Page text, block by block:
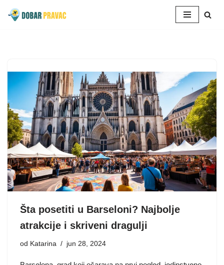
Šta posetiti u Barseloni? Najbolje
atrakcije i skriveni dragulji
od Katarina jun 28, 2024